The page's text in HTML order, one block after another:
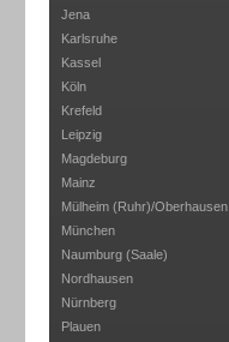
Jena
Karlsruhe
Kassel
Köln
Krefeld
Leipzig
Magdeburg
Mainz
Mülheim (Ruhr)/Oberhausen
München
Naumburg (Saale)
Nordhausen
Nürnberg
Plauen